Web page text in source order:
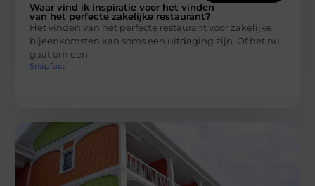
Waar vind ik inspiratie voor het vinden
van het perfecte zakelijke restaurant?
Het vinden van het perfecte restaurant voor zakelijke
bijeenkomsten kan soms een uitdaging zijn. Of het nu
gaat om een
Snapfact